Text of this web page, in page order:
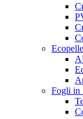
Ecopelle
Fogli in